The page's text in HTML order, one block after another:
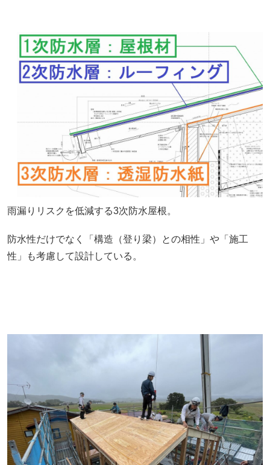
雨漏りリスクを低減する3次防水屋根。
防水性だけでなく「構造（登り梁）との相性」や「施工
性」も考慮して設計している。